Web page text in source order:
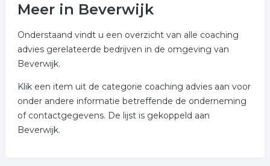
Meer in Beverwijk
Onderstaand vindt u een overzicht van alle coaching
advies gerelateerde bedrijven in de omgeving van
Beverwijk.
Klik een item uit de categorie coaching advies aan voor
onder andere informatie betreffende de onderneming
of contactgegevens. De lijst is gekoppeld aan
Beverwijk.